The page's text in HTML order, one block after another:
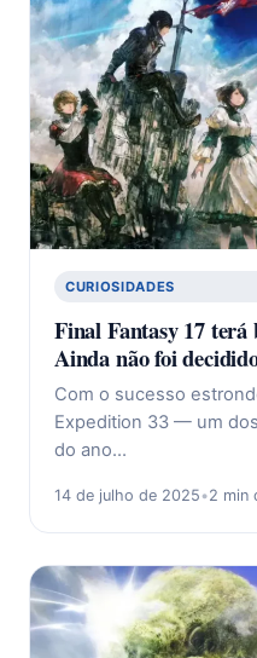
CURIOSIDADES
Final Fantasy 17
Ainda não foi
Com o sucesso
Expedition 33 — um
do ano…
14 de julho de 2025•2 min